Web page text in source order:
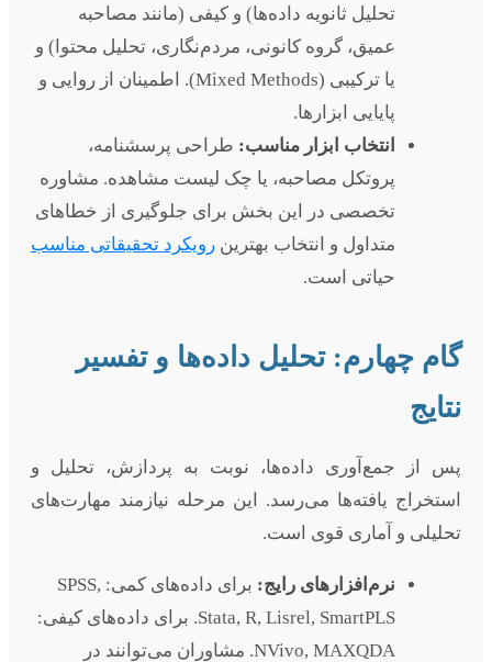
تحلیل ثانویه داده‌ها) و کیفی (مانند مصاحبه
عمیق، گروه کانونی، مردم‌نگاری، تحلیل محتوا) و
یا ترکیبی (Mixed Methods). اطمینان از روایی و
پایایی ابزارها.
انتخاب ابزار مناسب: طراحی پرسشنامه،
پروتکل مصاحبه، یا چک لیست مشاهده. مشاوره
تخصصی در این بخش برای جلوگیری از خطاهای
متداول و انتخاب بهترین رویکرد تحقیقاتی مناسب
حیاتی است.
گام چهارم: تحلیل داده‌ها و تفسیر
نتایج
پس از جمع‌آوری داده‌ها، نوبت به پردازش، تحلیل و
استخراج یافته‌ها می‌رسد. این مرحله نیازمند مهارت‌های
تحلیلی و آماری قوی است.
نرم‌افزارهای رایج:
برای داده‌های کمی: SPSS,
Stata, R, Lisrel, SmartPLS. برای داده‌های کیفی:
NVivo, MAXQDA. مشاوران می‌توانند در